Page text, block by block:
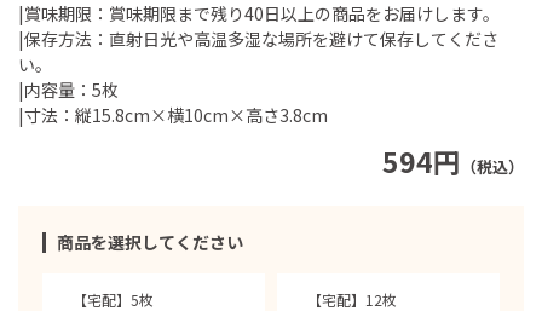
594円 （税込）
商品を選択してください
【宅配】5枚 【宅配】12枚
|賞味期限：賞味期限まで残り40日以上の商品をお届けします。
|保存方法：直射日光や高温多湿な場所を避けて保存してくださ
い。
|内容量：5枚
|寸法：縦15.8cm×横10cm×高さ3.8cm